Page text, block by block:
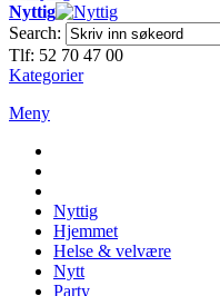
Nyttig
Search:
Tlf: 52 70 47 00
Kategorier
Meny
Nyttig
Hjemmet
Helse & velvære
Nytt
Party